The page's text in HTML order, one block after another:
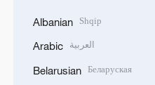
Albanian Shqip
Arabic العربية
Belarusian Беларуская